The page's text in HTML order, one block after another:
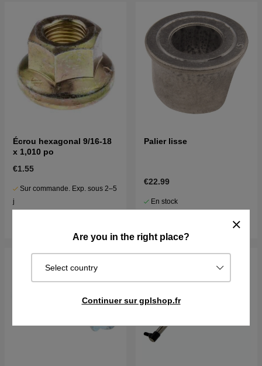
Are you in the right place?
Select country
Continuer sur gplshop.fr
Écrou hexagonal 9/16-18
x 1,010 po
€1.55
Sur commande. Exp. sous 2–5
j
Palier lisse
€22.99
En stock